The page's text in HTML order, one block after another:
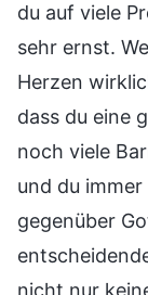
du auf viele
sehr ernst.
Herzen
dass du eine
noch viele
und du
gegenüber
nicht nur